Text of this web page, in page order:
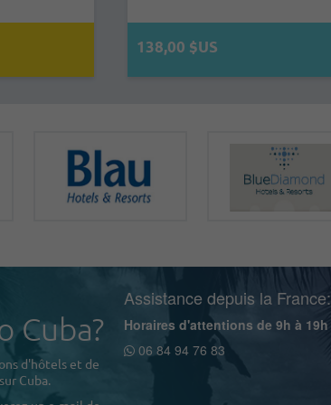
115,00 $US
82,00 $US
Cuba?
d'hôtels et de
Cuba.
Assistance depuis la France:
Horaires d'attentions de 9h à 19h
06 84 94 76 83